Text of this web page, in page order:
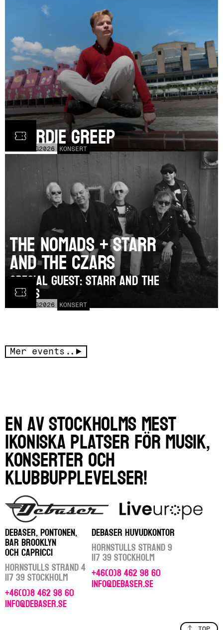
AUG2026 KONSERT
Geordie Greep
AUG2026 KONSERT
The Nomads + Starr
and the Czars
SPECIAL GUEST: Starr and the
Czars
Mer events..
En av Stockholms mest
ikoniska platser för musik,
konserter och
klubbupplevelser!
DEBASER, PONTONEN,
BAR BROOKLYN
OCH CAPRICCI
Hornstulls Strand 4
117 39 Stockholm
+46(0)8 462 98 60
info@debaser.se
DEBASER HUVUDKONTOR
Hornstulls Strand 9
117 39 Stockholm
+46(0)8 462 98 60
info@debaser.se
TOP